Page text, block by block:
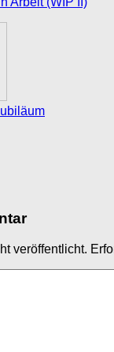
veröffentlicht.